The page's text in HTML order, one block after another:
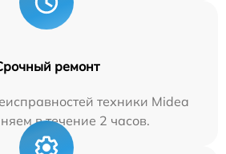
ремонт
техники Midea
в течение 2 часов.